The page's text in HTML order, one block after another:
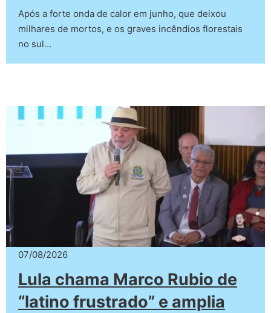
Após a forte onda de calor em junho, que deixou
milhares de mortos, e os graves incêndios florestais
no sul…
07/08/2026
Lula chama Marco Rubio de
“latino frustrado” e amplia